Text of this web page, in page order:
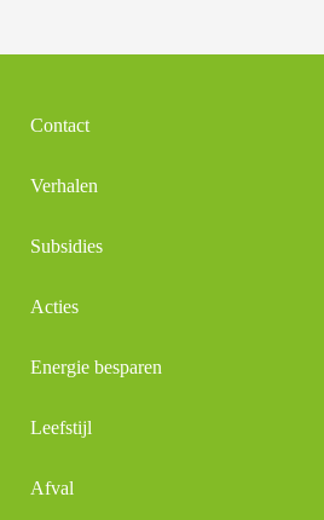
Contact
Verhalen
Subsidies
Acties
Energie besparen
Leefstijl
Afval